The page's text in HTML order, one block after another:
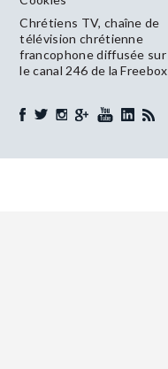
Chrétiens TV, chaîne de
télévision chrétienne
francophone diffusée sur
le canal 246 de la Freebox